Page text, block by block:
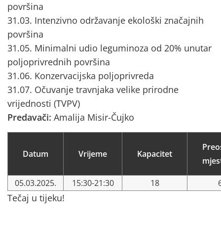
površina
31.03. Intenzivno održavanje ekološki značajnih
površina
31.05. Minimalni udio leguminoza od 20% unutar
poljoprivrednih površina
31.06. Konzervacijska poljoprivreda
31.07. Očuvanje travnjaka velike prirodne
vrijednosti (TVPV)
Predavači: Amalija Misir-Čujko
Datum Vrijeme Kapacitet
05.03.2025. 15:30-21:30 18
Tečaj u tijeku!